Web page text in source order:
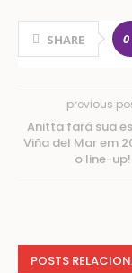
SHARE 0
previous
Anitta fará sua
Viña del Mar em
o line-up!
POSTS